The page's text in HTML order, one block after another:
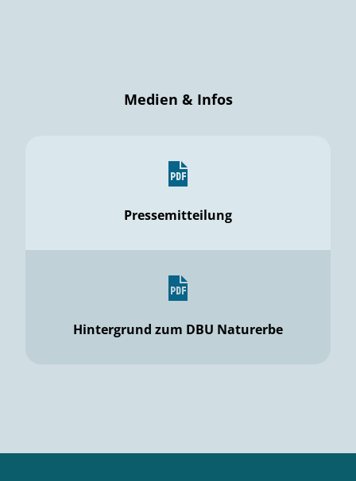
Medien & Infos
Pressemitteilung
Hintergrund zum DBU Naturerbe